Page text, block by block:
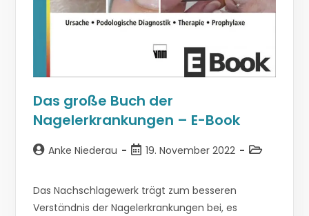
Das große Buch der
Nagelerkrankungen – E-Book
Anke Niederau 19. November 2022
Das Nachschlagewerk trägt zum besseren
Verständnis der Nagelerkrankungen bei, es